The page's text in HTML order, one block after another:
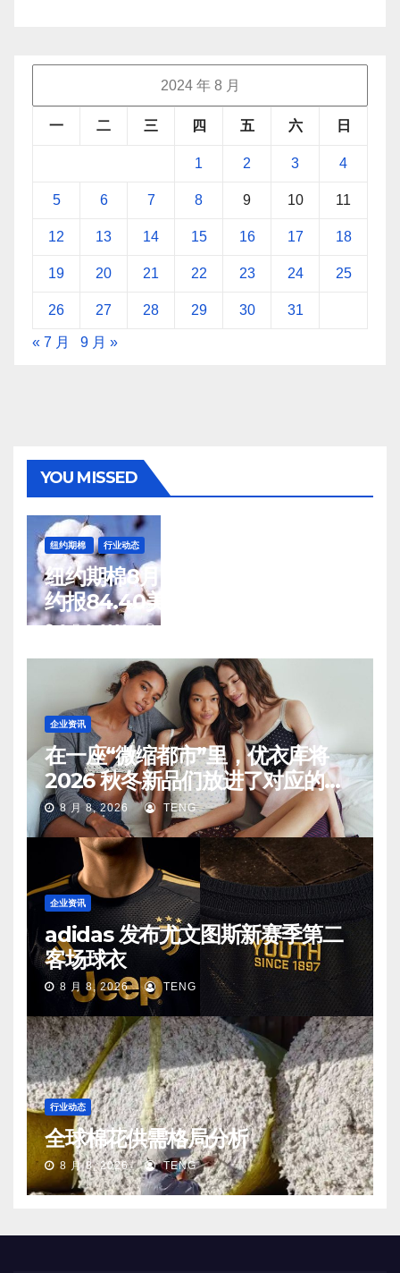
2024 年 8 月
一 二 三 四 五 六 日
1 2 3 4
5 6 7 8 9 10 11
12 13 14 15 16 17 18
19 20 21 22 23 24 25
26 27 28 29 30 31
« 7 月 9 月 »
YOU MISSED
纽约期棉 行业动态
纽约期棉8月7日(周五)收涨12月合
约报84.40美分/磅
8 月 8, 2026 TENG
企业资讯
在一座“微缩都市”里，优衣库将
2026 秋冬新品们放进了对应的生
活场景中
8 月 8, 2026 TENG
企业资讯
adidas 发布尤文图斯新赛季第二
客场球衣
8 月 8, 2026 TENG
行业动态
全球棉花供需格局分析
8 月 8, 2026 TENG